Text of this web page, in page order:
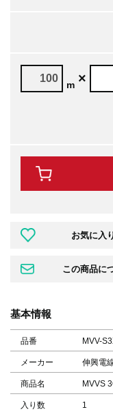
m ×
基本情報
品番 MVV-
メーカー 伸興電
商品名 MVVS
入り数 1